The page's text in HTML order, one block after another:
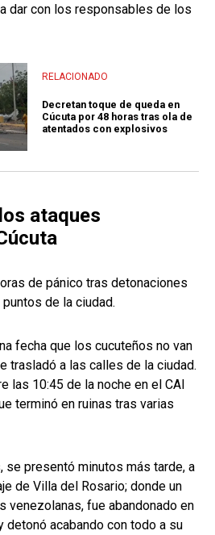
dar con los responsables de los
RELACIONADO
Decretan toque de queda en
Cúcuta por 48 horas tras ola de
atentados con explosivos
ataques
de pánico tras detonaciones
de la ciudad.
fecha que los cucuteños no van
trasladó a las calles de la ciudad.
las 10:45 de la noche en el CAI
terminó en ruinas tras varias
se presentó minutos más tarde, a
de Villa del Rosario; donde un
venezolanas, fue abandonado en
acabando con todo a su